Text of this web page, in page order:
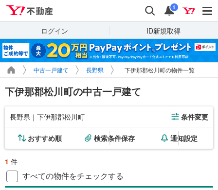
検索 通知
i
ログイン ID新規取得
中古一戸建て 長野県 下伊那郡松川町の物件一覧
下伊那郡松川町の中古一戸建て
長野県｜下伊那郡松川町 条件変更
おすすめ順 検索条件保存 通知設定
1 件
すべての物件をチェックする